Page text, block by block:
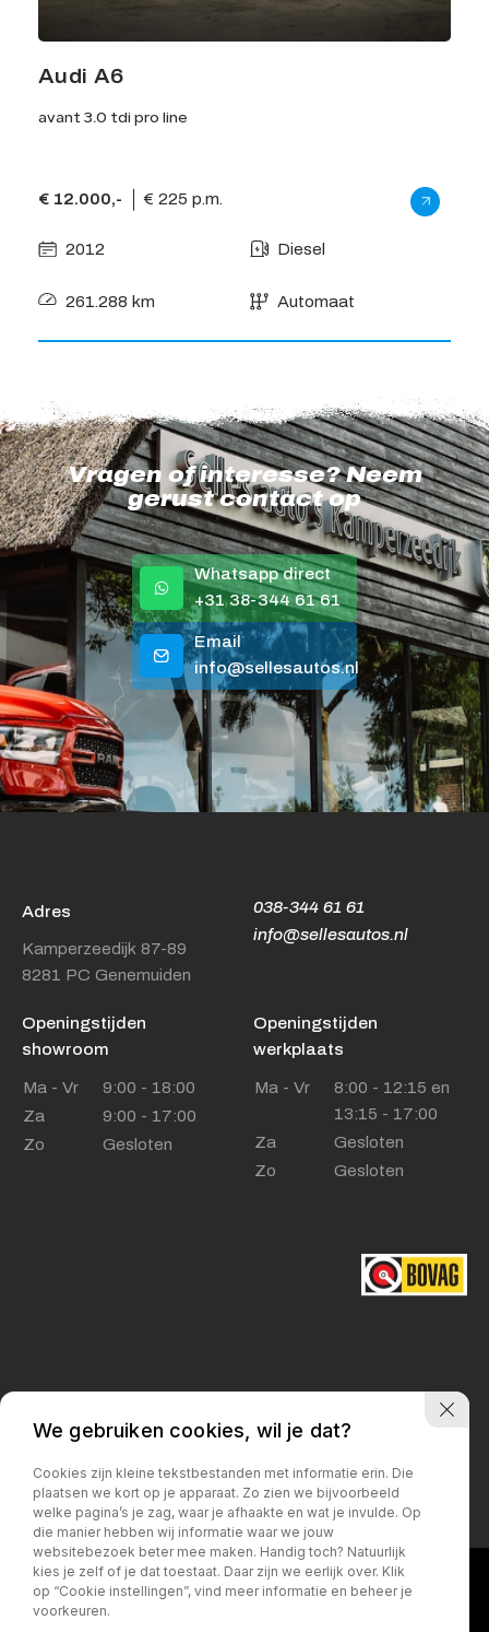
Audi A6
avant 3.0 tdi pro line
€ 12.000,- € 225 p.m.
2012 Diesel
261.288 km Automaat
Vragen of interesse? Neem
gerust contact op
Whatsapp direct
+31 38-344 61 61
Email
info@sellesautos.nl
038-344 61 61
info@sellesautos.nl
Adres
Kamperzeedijk 87-89
8281 PC Genemuiden
Openingstijden
showroom
Ma - Vr
9:00 - 18:00
Za
9:00 - 17:00
Zo
Gesloten
Openingstijden
werkplaats
Ma - Vr
8:00 - 12:15 en
13:15 - 17:00
Za
Gesloten
Zo
Gesloten
We gebruiken cookies, wil je dat?
Cookies zijn kleine tekstbestanden met informatie erin. Die
plaatsen we kort op je apparaat. Zo zien we bijvoorbeeld
welke pagina’s je zag, waar je afhaakte en wat je invulde. Op
die manier hebben wij informatie waar we jouw
websitebezoek beter mee maken. Handig toch? Natuurlijk
kies je zelf of je dat toestaat. Daar zijn we eerlijk over. Klik
op “Cookie instellingen”, vind meer informatie en beheer je
voorkeuren.